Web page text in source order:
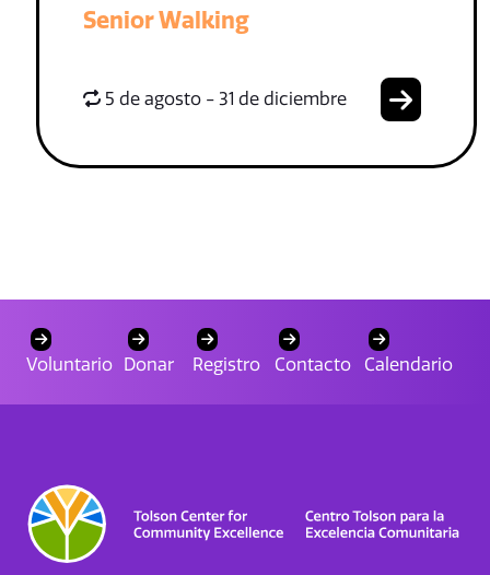
Senior Walking
5 de agosto - 31 de diciembre
Voluntario Donar Registro Contacto Calendario